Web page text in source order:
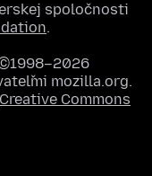
spoločnosti
.
mozilla.org.
Creative Commons